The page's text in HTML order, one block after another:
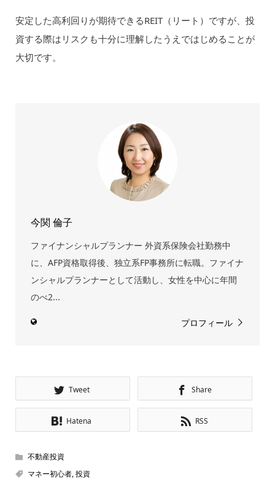
安定した高利回りが期待できるREIT（リート）ですが、投
資する際はリスクも十分に理解したうえではじめることが
大切です。
今関 倫子
ファイナンシャルプランナー 外資系保険会社勤務中
に、AFP資格取得後、独立系FP事務所に転職。ファイナ
ンシャルプランナーとして活動し、女性を中心に年間
のべ2...
プロフィール
Tweet Share
Hatena RSS
不動産投資
マネー初心者,投資